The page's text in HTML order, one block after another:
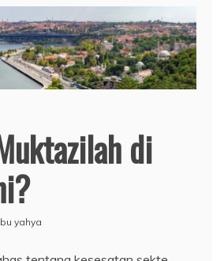
di
yahya